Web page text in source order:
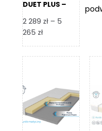
DUET PLUS –
2 289 zł – 5
265 złZakres
od
do
5
265 zł